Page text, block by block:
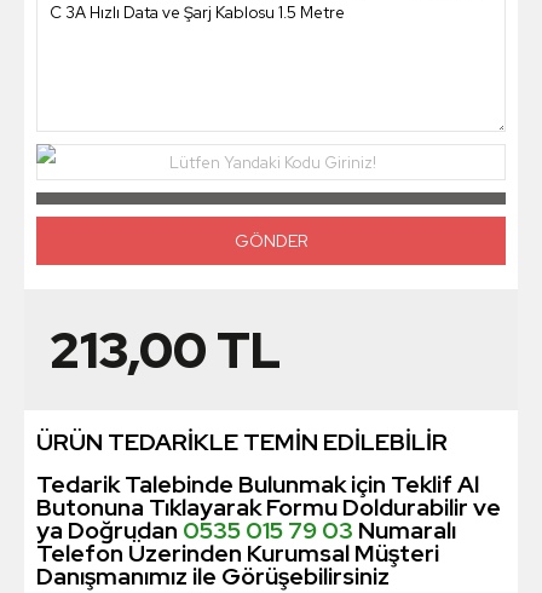
Lütfen Yandaki Kodu Giriniz!
213,00TL
ÜRÜN TEDARİKLE TEMİN EDİLEBİLİR
Tedarik Talebinde Bulunmak için Teklif Al
Butonuna Tıklayarak Formu Doldurabilir ve
ya Doğrudan 0535 015 79 03 Numaralı
Telefon Üzerinden Kurumsal Müşteri
Danışmanımız ile Görüşebilirsiniz